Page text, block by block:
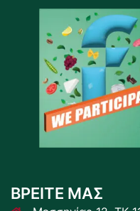
ΒΡΕΙΤΕ ΜΑΣ